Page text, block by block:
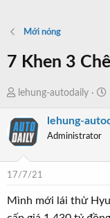
Mới nóng
7 Khen 3
T
r
e
d
t
a
lehung-autodaily
ầ
lehung-
Administrator
17/7/21
Mình mới lái thử